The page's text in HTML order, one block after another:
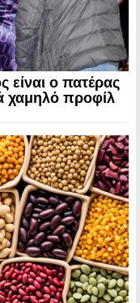
ο πατέρας
χαμηλό προφίλ